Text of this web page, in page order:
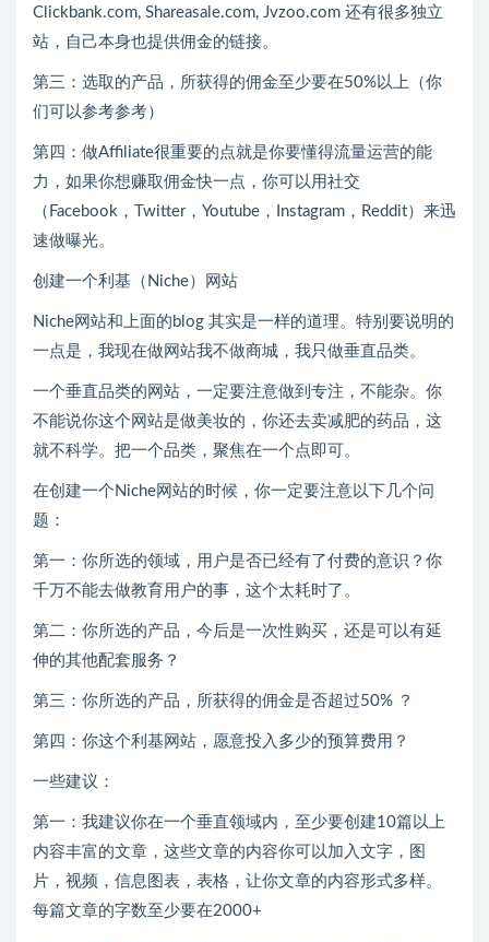
Clickbank.com, Shareasale.com, Jvzoo.com 还有很多独立
站，自己本身也提供佣金的链接。
第三：选取的产品，所获得的佣金至少要在50%以上（你
们可以参考参考）
第四：做Affiliate很重要的点就是你要懂得流量运营的能
力，如果你想赚取佣金快一点，你可以用社交
（Facebook，Twitter，Youtube，Instagram，Reddit）来迅
速做曝光。
创建一个利基（Niche）网站
Niche网站和上面的blog 其实是一样的道理。特别要说明的
一点是，我现在做网站我不做商城，我只做垂直品类。
一个垂直品类的网站，一定要注意做到专注，不能杂。你
不能说你这个网站是做美妆的，你还去卖减肥的药品，这
就不科学。把一个品类，聚焦在一个点即可。
在创建一个Niche网站的时候，你一定要注意以下几个问
题：
第一：你所选的领域，用户是否已经有了付费的意识？你
千万不能去做教育用户的事，这个太耗时了。
第二：你所选的产品，今后是一次性购买，还是可以有延
伸的其他配套服务？
第三：你所选的产品，所获得的佣金是否超过50% ？
第四：你这个利基网站，愿意投入多少的预算费用？
一些建议：
第一：我建议你在一个垂直领域内，至少要创建10篇以上
内容丰富的文章，这些文章的内容你可以加入文字，图
片，视频，信息图表，表格，让你文章的内容形式多样。
每篇文章的字数至少要在2000+